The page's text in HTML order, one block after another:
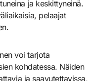
ja keskittyneinä.
pelaajat
voi tarjota
kohdatessa. Näiden
ja saavutettavissa,